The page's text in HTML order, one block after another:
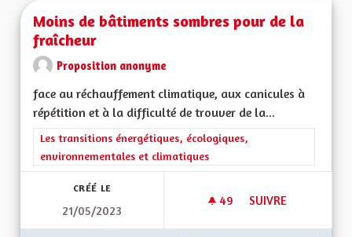
Moins de bâtiments sombres pour de la
fraîcheur
Proposition anonyme
face au réchauffement climatique, aux canicules à
répétition et à la difficulté de trouver de la...
Filtrer les résultats de la catégorie : Les transitions
Les transitions énergétiques, écologiques,
environnementales et climatiques
CRÉÉ LE
21/05/2023
49 49 ABONNÉS
SUIVRE